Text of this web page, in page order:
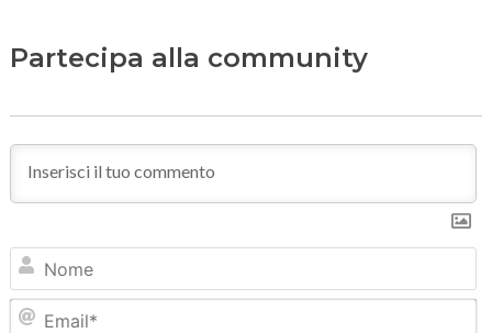
Partecipa alla community